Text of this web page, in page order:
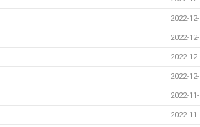
2022-
2022-
2022-
2022-
2022-
2022-